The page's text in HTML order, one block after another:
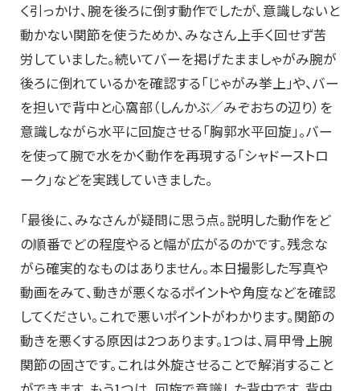
く引っかけ、腕を後ろに倒す動作でしたが、意識しないと
動かない関節を使うためか、みなさん上手く回せず苦
労していました。続いてバーを掲げたまましゃがみ腕が
後ろに倒れているかを確認する「じゃがみ挙上」や、バー
を担いで背中と心窩部（しんかぶ／みぞおちの辺り）を
意識しながら水平に回旋させる「胸郭水平回旋」。バー
を使って腕で水をかく動作を再現する「シャドーストロ
ーク」などを実践していきました。
「最後に、みなさんが疑問に思う点。説明した動作をど
の順番でどの程度やると幅が広がるのかです。残念な
がら確実的なものはありません。本日撮影した写真や
動画をみて、動きが悪くなるポイントや角度などを確認
してください。これで悪いポイントがわかります。関節の
動きを悪くする原因は2つあります。1つは、肩甲骨上腕
関節の固さです。これは外旋させることで解消すること